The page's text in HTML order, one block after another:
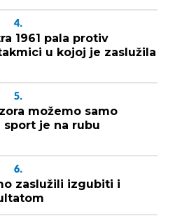
4.
1961 pala protiv
u kojoj je zaslužila
5.
možemo samo
je na rubu
6.
zaslužili izgubiti i